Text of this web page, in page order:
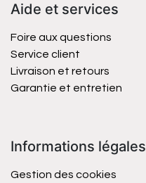
Aide et services
Foire aux questions
Service client
Livraison et retours
Garantie et entretien
Informations légales
Gestion des cookies